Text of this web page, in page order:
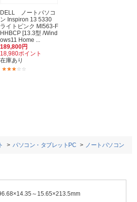
DELL ノートパソコ
ン Inspiron 13 5330
ライトピンク MI563-F
HHBCP [13.3型 /Wind
ows11 Home ...
189,800円
18,980ポイント
在庫あり
パソコン・タブレットPC ノートパソコン
～15.65×213.5mm